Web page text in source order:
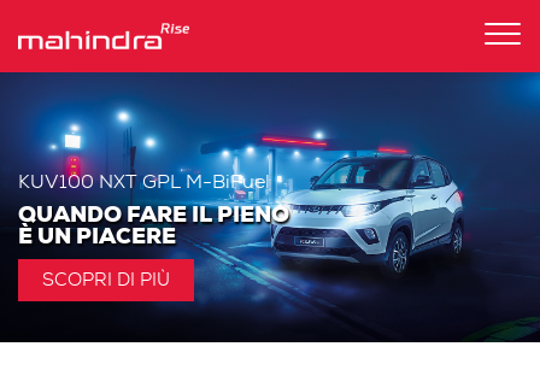
KUV100 NXT GPL M-BiFuel
QUANDO FARE IL PIENO
È UN PIACERE
SCOPRI DI PIÙ